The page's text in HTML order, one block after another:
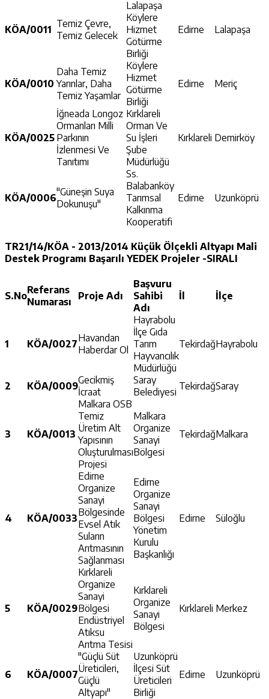
KÖA/0011 Temiz Çevre,
Temiz Gelecek
Lalapaşa
Köylere
Hizmet
Götürme
Birliği
Edirne Lalapaşa
KÖA/0010
Daha Temiz
Yarınlar, Daha
Temiz Yaşamlar
Köylere
Hizmet
Götürme
Birliği
Edirne Meriç
KÖA/0025
İğneada Longoz
Ormanları Milli
Parkının
İzlenmesi Ve
Tanıtımı
Kırklareli
Orman Ve
Su İşleri
Şube
Müdürlüğü
Kırklareli Demirköy
KÖA/0006"Güneşin Suya
Dokunuşu"
Ss.
Balabanköy
Tarımsal
Kalkınma
Kooperatifi
Edirne Uzunköprü
TR21/14/KÖA - 2013/2014 Küçük Ölçekli Altyapı Mali
Destek Programı Başarılı YEDEK Projeler -SIRALI
S.NoReferans
Numarası
Proje Adı
Başvuru
Sahibi
Adı
İl İlçe
1 KÖA/0027Havandan
Haberdar Ol
Hayrabolu
İlçe Gıda
Tarım
Hayvancılık
Müdürlüğü
TekirdağHayrabolu
2 KÖA/0009Gecikmiş
İcraat
Saray
Belediyesi TekirdağSaray
3 KÖA/0013
Malkara OSB
Temiz
Üretim Alt
Yapısının
Oluşturulması
Projesi
Malkara
Organize
Sanayi
Bölgesi
TekirdağMalkara
4 KÖA/0033
Edirne
Organize
Sanayi
Bölgesinde
Evsel Atık
Suların
Arıtmasının
Sağlanması
Edirne
Organize
Sanayi
Bölgesi
Yönetim
Kurulu
Başkanlığı
Edirne Süloğlu
5 KÖA/0029
Kırklareli
Organize
Sanayi
Bölgesi
Endüstriyel
Atıksu
Arıtma Tesisi
Kırklareli
Organize
Sanayi
Bölgesi
Kırklareli Merkez
6 KÖA/0007
"Güçlü Süt
Üreticileri,
Güçlü
Altyapı"
Uzunköprü
İlçesi Süt
Üreticileri
Birliği
Edirne Uzunköprü